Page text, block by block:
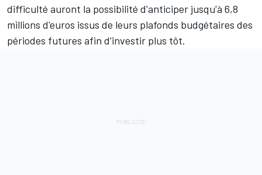
difficulté auront la possibilité d'anticiper jusqu'à 6,8
millions d'euros issus de leurs plafonds budgétaires des
périodes futures afin d'investir plus tôt.